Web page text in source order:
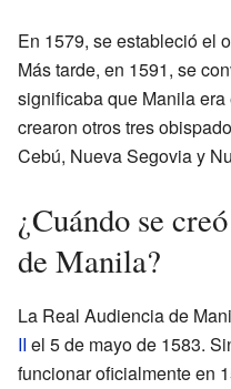
En 1579, se estableció el
Más tarde, en 1591, se
significaba que Manila
crearon otros tres
Cebú, Nueva Segovia y
¿Cuándo se
de Manila?
La Real Audiencia de
II el 5 de mayo de 1583.
funcionar oficialmente en